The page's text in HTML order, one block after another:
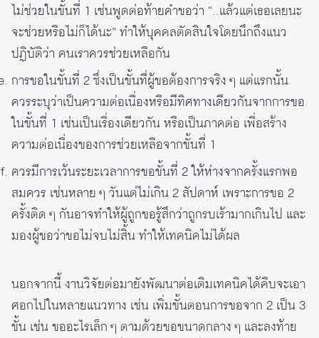
ไม่ช่วยในขั้นที่ 1 เช่นพูดต่อท้ายคำขอว่า “..แล้วแต่เธอเลยนะ
จะช่วยหรือไม่ก็ได้นะ” ทำให้บุคคลตัดสินใจโดยนึกถึงแนว
ปฏิบัติว่า คนเราควรช่วยเหลือกัน
การขอในขั้นที่ 2ซึ่งเป็นขั้นที่ผู้ขอต้องการจริง ๆ แต่แรกนั้น
ควรระบุว่าเป็นความต่อเนื่องหรือมีทิศทางเดียวกันจากการขอ
ในขั้นที่ 1 เช่นเป็นเรื่องเดียวกัน หรือเป็นภาคต่อ เพื่อสร้าง
ความต่อเนื่องของการช่วยเหลือจากขั้นที่ 1
ควรมีการเว้นระยะเวลาการขอขั้นที่ 2 ให้ห่างจากครั้งแรกพอ
สมควร เช่นหลาย ๆ วันแต่ไม่เกิน 2 สัปดาห์ เพราะการขอ 2
ครั้งติด ๆ กันอาจทำให้ผู้ถูกขอรู้สึกว่าถูกรบเร้ามากเกินไป และ
มองผู้ขอว่าขอไม่จบไม่สิ้น ทำให้เทคนิคไม่ได้ผล
นอกจากนี้ งานวิจัยต่อมายังพัฒนาต่อเติมเทคนิคได้คืบจะเอา
ศอกไปในหลายแนวทาง เช่น เพิ่มขั้นตอนการขอจาก 2 เป็น 3
ขั้น เช่น ขออะไรเล็ก ๆ ตามด้วยขอขนาดกลาง ๆ และลงท้าย